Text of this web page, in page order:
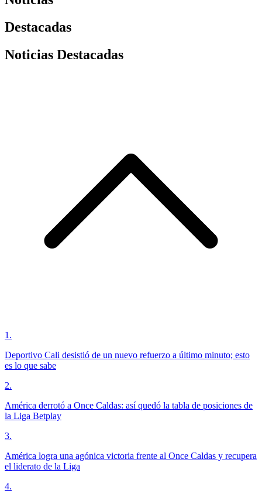
Destacadas
Noticias Destacadas
1 .
Deportivo Cali desistió de un nuevo refuerzo a último minuto; esto
es lo que sabe
2.
América derrotó a Once Caldas: así quedó la tabla de posiciones de
la Liga Betplay
3.
América logra una agónica victoria frente al Once Caldas y recupera
el liderato de la Liga
4.